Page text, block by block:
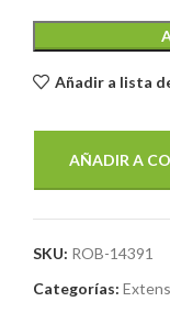
Añadir a lista
AÑADIR A
SKU: ROB-14391
Categorías: